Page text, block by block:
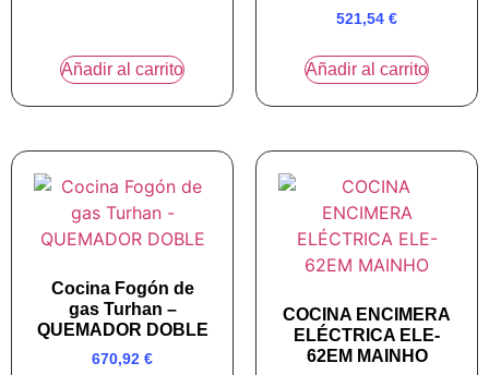
Añadir al carrito
521,54 €
Añadir al carrito
Cocina Fogón de
gas Turhan –
QUEMADOR DOBLE
670,92 €
COCINA ENCIMERA
ELÉCTRICA ELE-
62EM MAINHO